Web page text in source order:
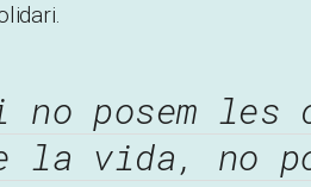
no posem
la vida, no